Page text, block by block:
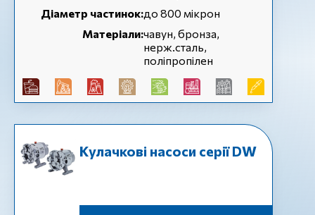
Діаметр частинок:до 800 мікрон
Матеріали:чавун, бронза,
нерж.сталь,
поліпропілен
Кулачкові насоси серії DW